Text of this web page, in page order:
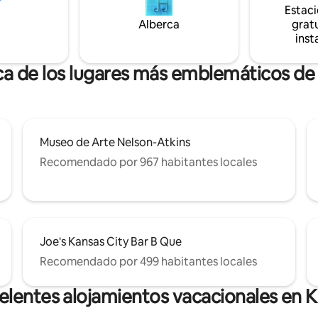
tener más de 25 años, a
tenga evaluaciones positivas
cocina local a pocos minutos
¡Perfecto para personas que
o en pareja que buscan una
Alberca
de los lugares más emblemáticos de
Museo de Arte Nelson-Atkins
Recomendado por 967 habitantes locales
Joe's Kansas City Bar B Que
Recomendado por 499 habitantes locales
alojamientos vacacionales en